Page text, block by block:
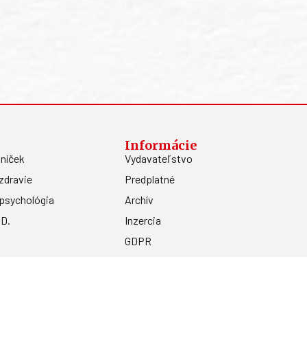
Informácie
Vydavateľstvo
Predplatné
Archív
Inzercia
GDPR